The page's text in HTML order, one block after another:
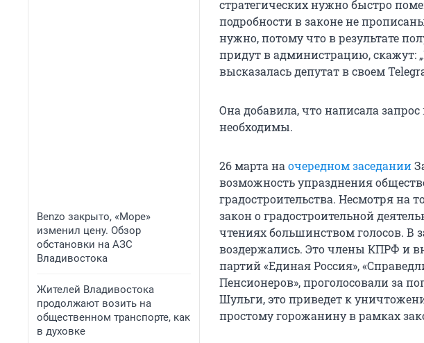
Benzo закрыто, «Море»
изменил цену. Обзор
обстановки на АЗС
Владивостока
Жителей Владивостока
продолжают возить на
общественном транспорте, как
в духовке
стратегических нужно быстро
подробности в законе не
нужно, потому что в результате
придут в администрацию, скажут:
высказалась депутат в своем
Она добавила, что написала
необходимы.
26 марта на очередном заседании
возможность упразднения
градостроительства. Несмотря на
закон о градостроительной
чтениях большинством голосов. В
воздержались. Это члены КПРФ и
партий «Единая Россия»,
Пенсионеров», проголосовали за
Шульги, это приведет к
простому горожанину в рамках